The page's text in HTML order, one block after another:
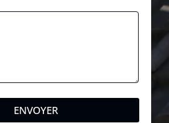
ENVOYER